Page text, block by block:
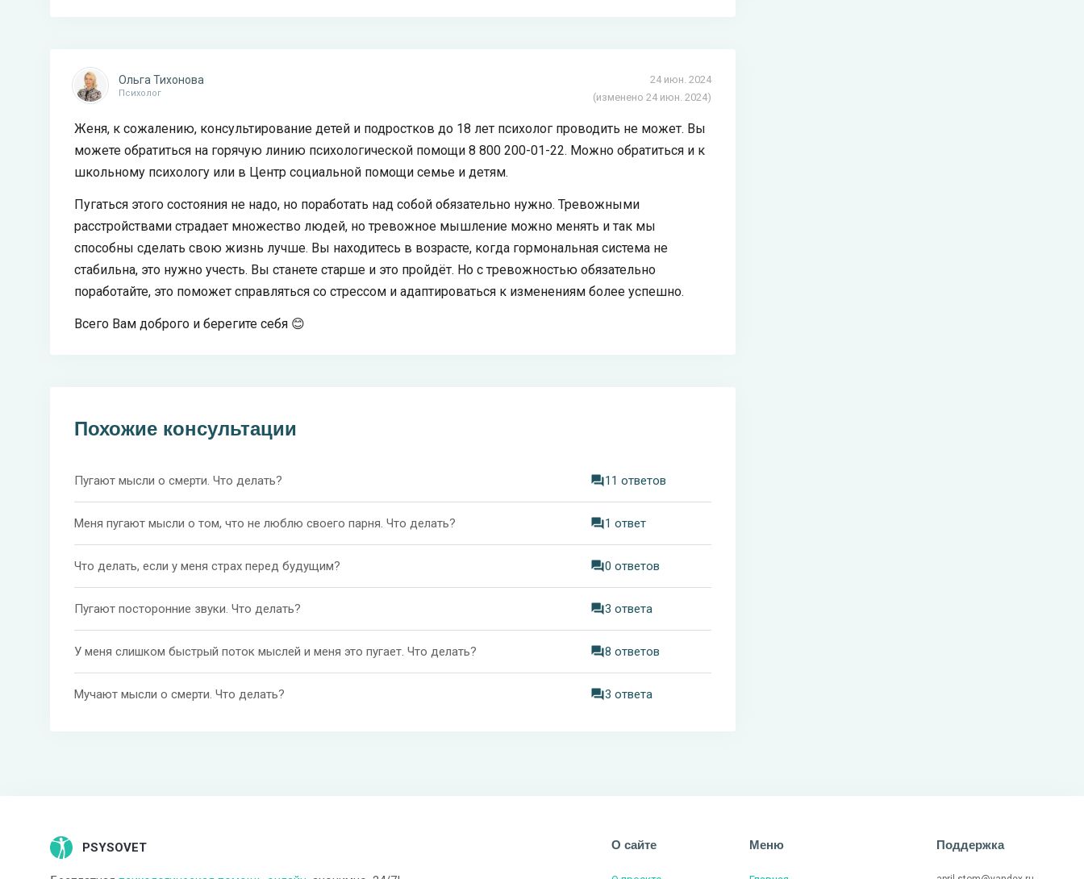
24 июн. 2024
(изменено 24 июн. 2024)
Ольга Тихонова
Психолог
Женя, к сожалению, консультирование детей и подростков до 18 лет психолог проводить не может. Вы
можете обратиться на горячую линию психологической помощи 8 800 200-01-22. Можно обратиться и к
школьному психологу или в Центр социальной помощи семье и детям.
Пугаться этого состояния не надо, но поработать над собой обязательно нужно. Тревожными
расстройствами страдает множество людей, но тревожное мышление можно менять и так мы
способны сделать свою жизнь лучше. Вы находитесь в возрасте, когда гормональная система не
стабильна, это нужно учесть. Вы станете старше и это пройдёт. Но с тревожностью обязательно
поработайте, это поможет справляться со стрессом и адаптироваться к изменениям более успешно.
Всего Вам доброго и берегите себя 😊
Похожие консультации
Пугают мысли о смерти. Что делать? 11 ответов
Меня пугают мысли о том, что не люблю своего парня. Что делать? 1 ответ
Что делать, если у меня страх перед будущим? 0 ответов
Пугают посторонние звуки. Что делать? 3 ответа
У меня слишком быстрый поток мыслей и меня это пугает. Что делать? 8 ответов
Мучают мысли о смерти. Что делать? 3 ответа
PSYSOVET О сайте Меню Поддержка